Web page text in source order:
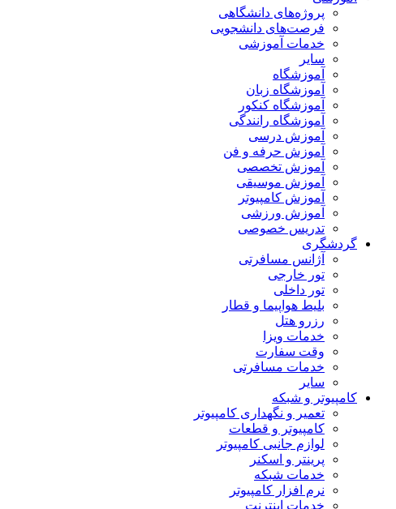
پروژه‌های دانشگاهی
فرصت‌های دانشجویی
خدمات آموزشی
سایر
آموزشگاه
آموزشگاه زبان
آموزشگاه کنکور
آموزشگاه رانندگی
آموزش درسی
آموزش حرفه و فن
آموزش تخصصی
آموزش موسیقی
آموزش کامپیوتر
آموزش ورزشی
تدریس خصوصی
گردشگری
آژانس مسافرتی
تور خارجی
تور داخلی
بلیط هواپیما و قطار
رزرو هتل
خدمات ویزا
وقت سفارت
خدمات مسافرتی
سایر
کامپیوتر و شبکه
تعمیر و نگهداری کامپیوتر
کامپیوتر و قطعات
لوازم جانبی کامپیوتر
پرینتر و اسکنر
خدمات شبکه
نرم افزار کامپیوتر
خدمات اینترنت